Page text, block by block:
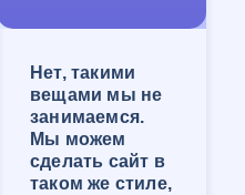
«ОНЛАЙН» сделает
Клиента и
задач его
опыт создания
визитки в
Нет, такими
вещами мы не
занимаемся.
Мы можем
сделать сайт в
таком же стиле,